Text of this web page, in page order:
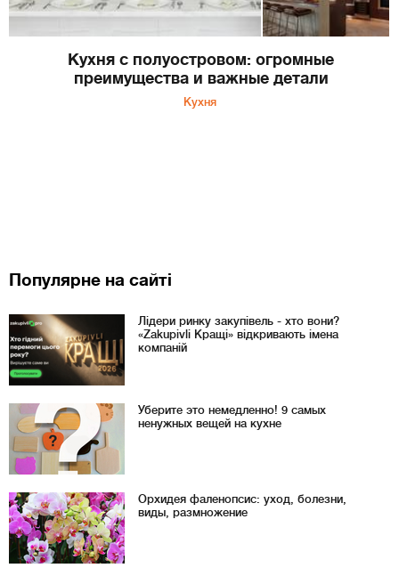
Кухня с полуостровом: огромные
преимущества и важные детали
Кухня
Популярне на сайті
Лідери ринку закупівель - хто вони?
«Zakupivli Кращі» відкривають імена
компаній
Уберите это немедленно! 9 самых
ненужных вещей на кухне
Орхидея фаленопсис: уход, болезни,
виды, размножение